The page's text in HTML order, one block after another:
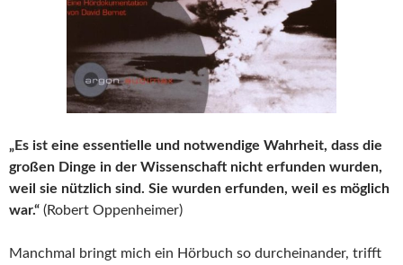
„Es ist eine essentielle und notwendige Wahrheit, dass die
großen Dinge in der Wissenschaft nicht erfunden wurden,
weil sie nützlich sind. Sie wurden erfunden, weil es möglich
war.“ (Robert Oppenheimer)
Manchmal bringt mich ein Hörbuch so durcheinander, trifft